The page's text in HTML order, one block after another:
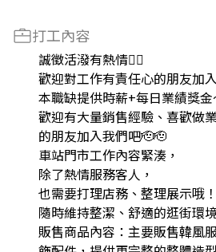
打工內容
誠徵活潑有熱情❤️‍🔥
歡迎對工作有責任心的朋友加
本職缺提供時薪+每日業績獎
歡迎有大量銷售經驗、喜歡做
的朋友加入我們吧🫡🫡
車站門市工作內容緊湊，
除了熱情服務客人，
也需要打理店務、整理展示哦！
隨時維持整潔、舒適的逛街環
販售商品內容：主要販售韓風